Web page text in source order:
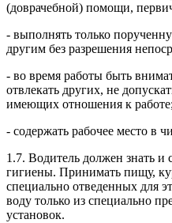
(доврачебной) помощи,
- выполнять только
другим без разрешения
- во время работы быть
отвлекать других, не
имеющих отношения к работе;
- содержать рабочее место в
1.7. Водитель должен знать и
гигиены. Принимать пищу,
специально отведенных для
воду только из специально
установок.